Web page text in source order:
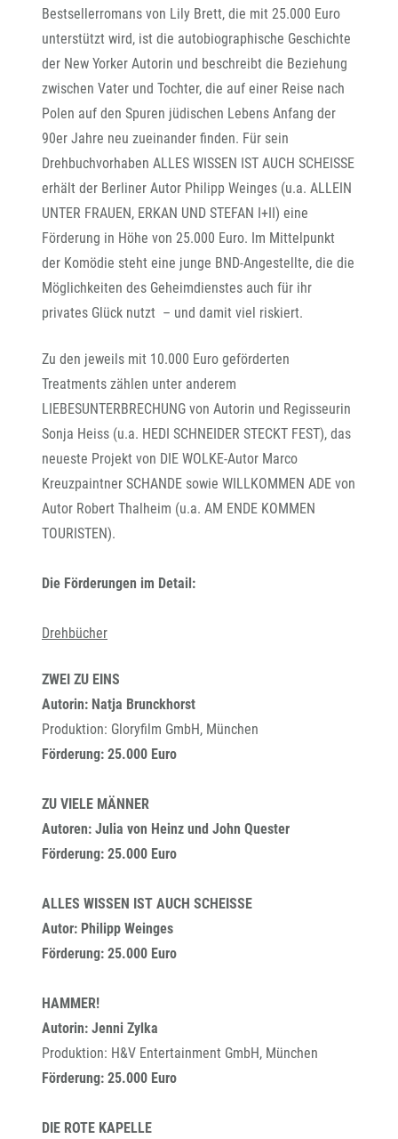
Bestsellerromans von Lily Brett, die mit 25.000 Euro
unterstützt wird, ist die autobiographische Geschichte
der New Yorker Autorin und beschreibt die Beziehung
zwischen Vater und Tochter, die auf einer Reise nach
Polen auf den Spuren jüdischen Lebens Anfang der
90er Jahre neu zueinander finden. Für sein
Drehbuchvorhaben ALLES WISSEN IST AUCH SCHEISSE
erhält der Berliner Autor Philipp Weinges (u.a. ALLEIN
UNTER FRAUEN, ERKAN UND STEFAN I+II) eine
Förderung in Höhe von 25.000 Euro. Im Mittelpunkt
der Komödie steht eine junge BND-Angestellte, die die
Möglichkeiten des Geheimdienstes auch für ihr
privates Glück nutzt – und damit viel riskiert.
Zu den jeweils mit 10.000 Euro geförderten
Treatments zählen unter anderem
LIEBESUNTERBRECHUNG von Autorin und Regisseurin
Sonja Heiss (u.a. HEDI SCHNEIDER STECKT FEST), das
neueste Projekt von DIE WOLKE-Autor Marco
Kreuzpaintner SCHANDE sowie WILLKOMMEN ADE von
Autor Robert Thalheim (u.a. AM ENDE KOMMEN
TOURISTEN).
Die Förderungen im Detail:
Drehbücher
ZWEI ZU EINS
Autorin: Natja Brunckhorst
Produktion: Gloryfilm GmbH, München
Förderung: 25.000 Euro
ZU VIELE MÄNNER
Autoren: Julia von Heinz und John Quester
Förderung: 25.000 Euro
ALLES WISSEN IST AUCH SCHEISSE
Autor: Philipp Weinges
Förderung: 25.000 Euro
HAMMER!
Autorin: Jenni Zylka
Produktion: H&V Entertainment GmbH, München
Förderung: 25.000 Euro
DIE ROTE KAPELLE